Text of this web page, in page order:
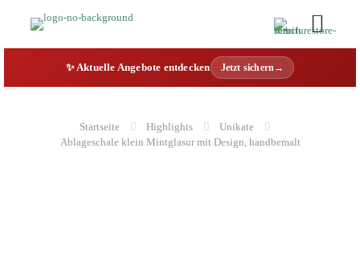
✨ Aktuelle Angebote entdecken Jetzt sichern→
Startseite Highlights
Unikate
Ablageschale klein Mintglasur mit Design, handbemalt